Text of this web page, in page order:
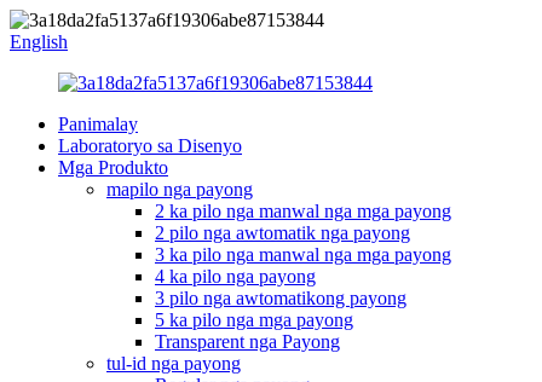
English
Panimalay
Laboratoryo sa Disenyo
Mga Produkto
mapilo nga payong
2 ka pilo nga manwal nga mga payong
2 pilo nga awtomatik nga payong
3 ka pilo nga manwal nga mga payong
4 ka pilo nga payong
3 pilo nga awtomatikong payong
5 ka pilo nga mga payong
Transparent nga Payong
tul-id nga payong